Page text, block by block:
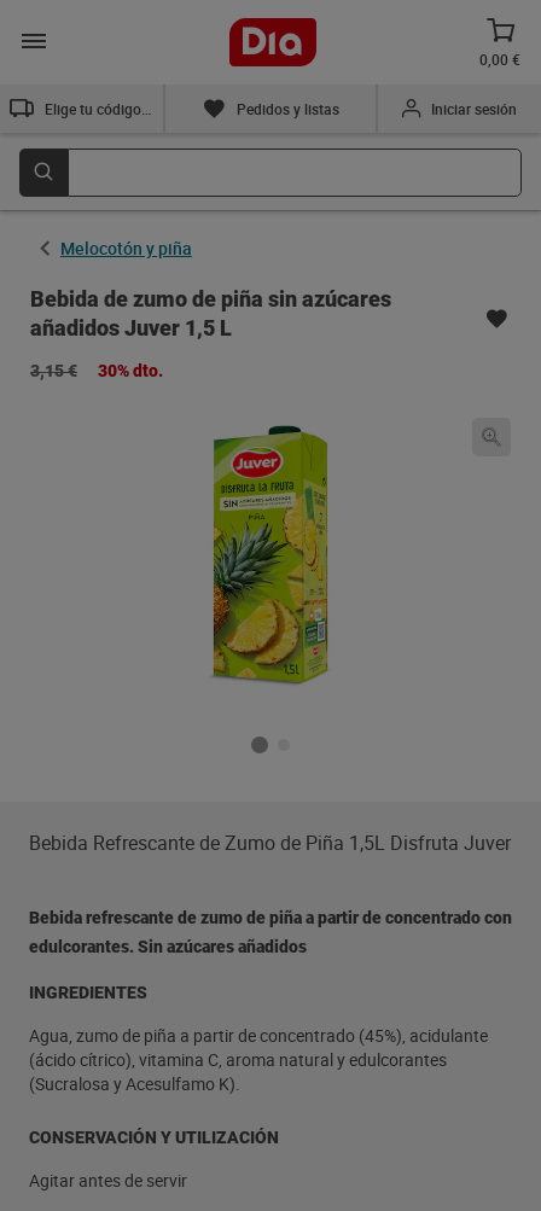
0,00 €
Pedidos y listas Iniciar sesión
Melocotón y piña
Bebida de zumo de piña sin azúcares
añadidos Juver 1,5 L
3,15 € 30% dto.
Bebida Refrescante de Zumo de Piña 1,5L Disfruta Juver
Bebida refrescante de zumo de piña a partir de concentrado con
edulcorantes. Sin azúcares añadidos
INGREDIENTES
Agua, zumo de piña a partir de concentrado (45%), acidulante
(ácido cítrico), vitamina C, aroma natural y edulcorantes
(Sucralosa y Acesulfamo K).
CONSERVACIÓN Y UTILIZACIÓN
Agitar antes de servir